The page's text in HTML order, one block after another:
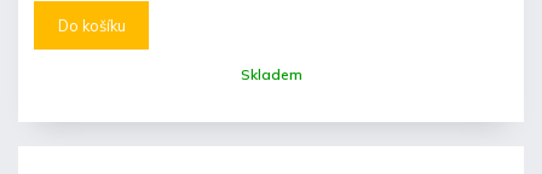
Skladem
Do košíku